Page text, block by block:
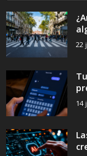
22
14